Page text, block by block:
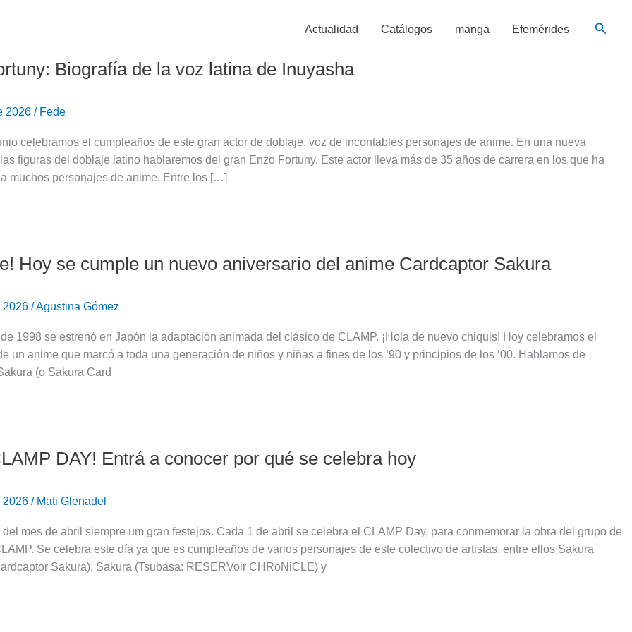
Actualidad Catálogos manga Efemérides
Biografía de la voz latina de Inuyasha
2026 / Fede
celebramos el cumpleaños de este gran actor de doblaje, voz de incontables personajes de anime. En una nueva
figuras del doblaje latino hablaremos del gran Enzo Fortuny. Este actor lleva más de 35 años de carrera en los que ha
muchos personajes de anime. Entre los […]
Hoy se cumple un nuevo aniversario del anime Cardcaptor Sakura
2026 /Agustina Gómez
1998 se estrenó en Japón la adaptación animada del clásico de CLAMP. ¡Hola de nuevo chiquis! Hoy celebramos el
un anime que marcó a toda una generación de niños y niñas a fines de los ‘90 y principios de los ‘00. Hablamos de
(o Sakura Card
DAY! Entrá a conocer por qué se celebra hoy
2026 / Mati Glenadel
del mes de abril siempre um gran festejos. Cada 1 de abril se celebra el CLAMP Day, para conmemorar la obra del grupo de
Se celebra este día ya que es cumpleaños de varios personajes de este colectivo de artistas, entre ellos Sakura
Sakura), Sakura (Tsubasa: RESERVoir CHRoNiCLE) y